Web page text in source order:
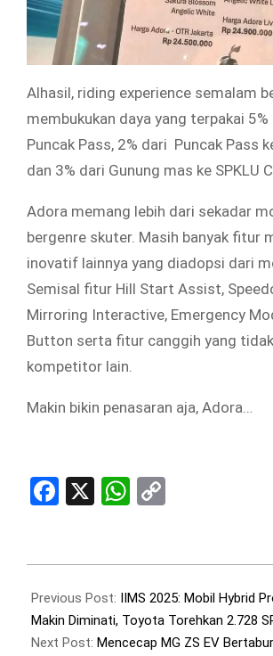
Alhasil, riding experience semalam
membukukan daya yang terpakai
Puncak Pass, 2% dari Puncak Pass
dan 3% dari Gunung mas ke SPKLU
Adora memang lebih dari sekadar
bergenre skuter. Masih banyak fitur
inovatif lainnya yang diadopsi dari
Semisal fitur Hill Start Assist,
Mirroring Interactive, Emergency
Button serta fitur canggih yang
kompetitor lain.
Makin bikin penasaran aja, Adora…
Facebook
X WhatsApp
03-
07
Previous Post:
IIMS 2025: Mobil Hybrid
Makin Diminati, Toyota Torehkan 2.728
Next Post: Mencecap MG ZS EV